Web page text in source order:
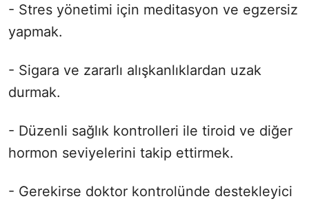
- Stres yönetimi için meditasyon ve egzersiz
yapmak.
- Sigara ve zararlı alışkanlıklardan uzak
durmak.
- Düzenli sağlık kontrolleri ile tiroid ve diğer
hormon seviyelerini takip ettirmek.
- Gerekirse doktor kontrolünde destekleyici